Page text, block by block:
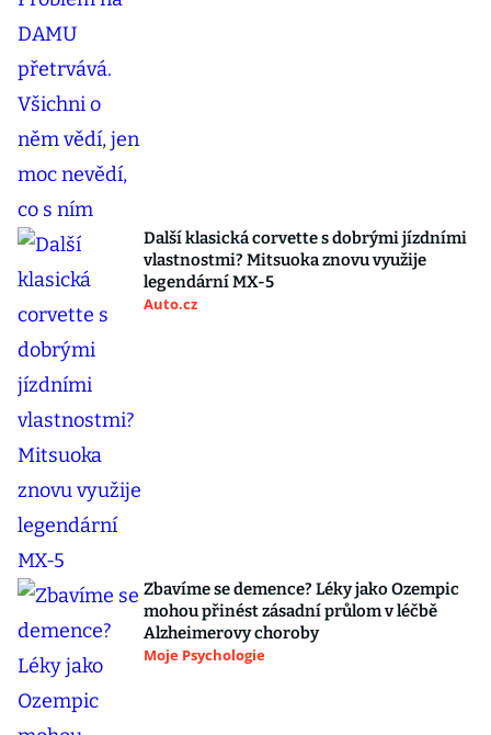
Další klasická corvette s dobrými jízdními
vlastnostmi? Mitsuoka znovu využije
legendární MX-5
Auto.cz
Zbavíme se demence? Léky jako Ozempic
mohou přinést zásadní průlom v léčbě
Alzheimerovy choroby
Moje Psychologie